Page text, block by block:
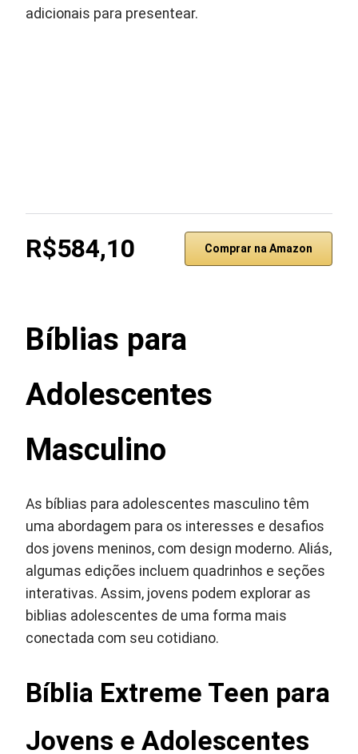
adicionais para presentear.
R$584,10 Comprar na Amazon
Bíblias para
Adolescentes
Masculino
As bíblias para adolescentes masculino têm
uma abordagem para os interesses e desafios
dos jovens meninos, com design moderno. Aliás,
algumas edições incluem quadrinhos e seções
interativas. Assim, jovens podem explorar as
biblias adolescentes de uma forma mais
conectada com seu cotidiano.
Bíblia Extreme Teen para
Jovens e Adolescentes